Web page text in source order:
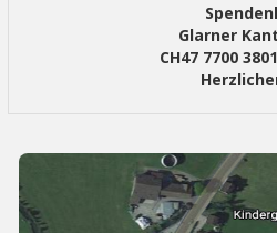
Glarner
CH47 7700